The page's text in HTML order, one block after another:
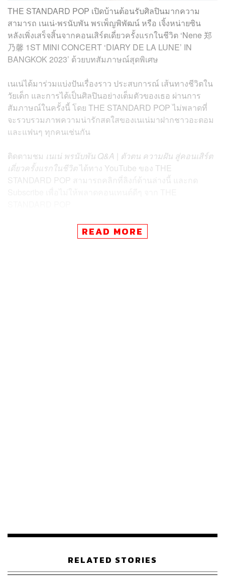
THE STANDARD POP เปิดบ้านต้อนรับศิลปินมากความ
สามารถ เนเน่-พรนับพัน พรเพ็ญพิพัฒน์ หรือ เจิ้งหน่ายซิน
หลังเพิ่งเสร็จสิ้นจากคอนเสิร์ตเดี่ยวครั้งแรกในชีวิต ‘Nene 郑
乃馨 1ST MINI CONCERT ‘DIARY DE LA LUNE’ IN
BANGKOK 2023’ ด้วยบทสัมภาษณ์สุดพิเศษ
เนเน่ได้มาร่วมแบ่งปันเรื่องราว ประสบการณ์ เส้นทางชีวิตใน
วัยเด็ก และการได้เป็นศิลปินอย่างเต็มตัวของเธอ ผ่านการ
สัมภาษณ์ในครั้งนี้ โดย THE STANDARD POP ไม่พลาดที่
จะรวบรวมภาพความน่ารักสดใสของเนเน่มาฝากชาวอะตอม
และแฟนๆ ทุกคนเช่นกัน
ติดตามชม เนเน่ พรนับพัน Q&A | ตัวตน ความฝัน สู่คอนเสิร์ต
เดี่ยวครั้งแรกในชีวิตได้ทาง YouTube ของ THE
STANDARD POP สามารถคลิกที่ลิงก์ด้านล่างนี้ และกด
READ MORE
RELATED STORIES